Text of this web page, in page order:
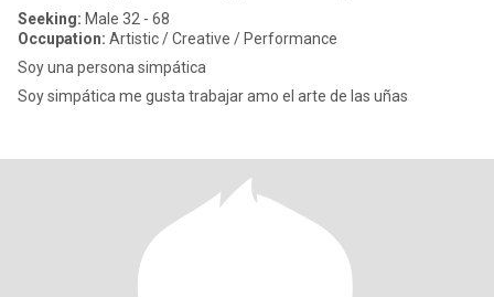
Seeking: Male 32 - 68
Occupation: Artistic / Creative / Performance
Soy una persona simpática
Soy simpática me gusta trabajar amo el arte de las uñas